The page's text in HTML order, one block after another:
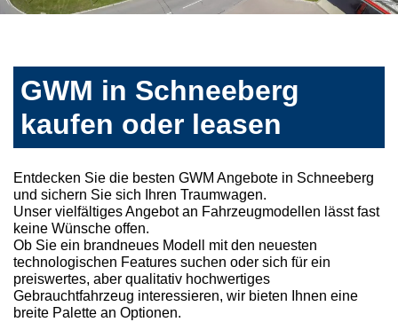
GWM in Schneeberg
kaufen oder leasen
Entdecken Sie die besten GWM Angebote in Schneeberg
und sichern Sie sich Ihren Traumwagen.
Unser vielfältiges Angebot an Fahrzeugmodellen lässt fast
keine Wünsche offen.
Ob Sie ein brandneues Modell mit den neuesten
technologischen Features suchen oder sich für ein
preiswertes, aber qualitativ hochwertiges
Gebrauchtfahrzeug interessieren, wir bieten Ihnen eine
breite Palette an Optionen.